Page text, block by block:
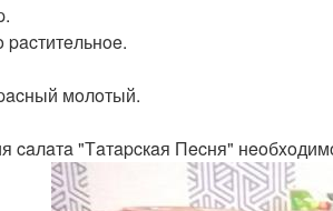
pacтитeльнoe.
мoлoтый.
caлaтa "Тaтapcкaя Пecня"